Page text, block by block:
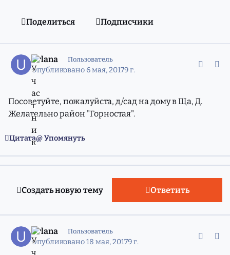
Поделиться Подписчики
Urlana Пользователь
Опубликовано 6 мая, 20179 г.
Посоветуйте, пожалуйста, д/сад на дому в Ща, Д.
Желательно район "Горностая".
Цитата Упомянуть
Создать новую тему Ответить
Urlana Пользователь
Опубликовано18 мая, 20179 г.